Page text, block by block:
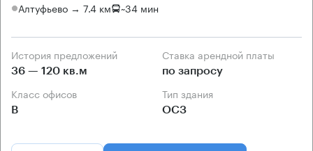
Алтуфьево → 7.4 км ~34 мин
История предложений
36 — 120 кв.м
Ставка арендной платы
по запросу
Класс офисов
B
Тип здания
ОСЗ